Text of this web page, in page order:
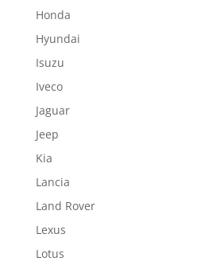
Honda
Hyundai
Isuzu
Iveco
Jaguar
Jeep
Kia
Lancia
Land Rover
Lexus
Lotus